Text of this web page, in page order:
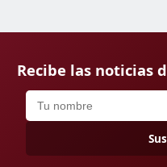
Recibe las noticias